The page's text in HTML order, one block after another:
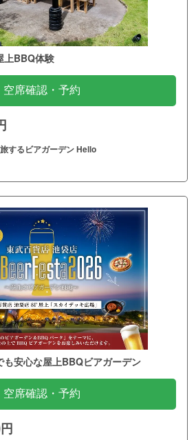
上BBQ体験
空席確認・予約
するビアガーデン Hello
も安心な屋上BBQビアガーデン
空席確認・予約